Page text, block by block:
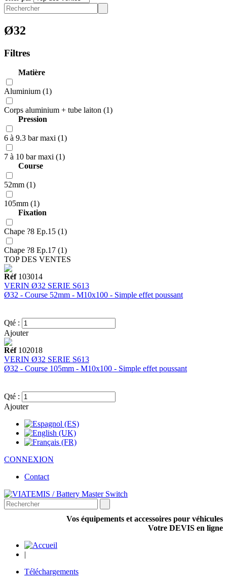
Ø32
Filtres
Matière
Aluminium (1)
Corps aluminium + tube laiton (1)
Pression
6 à 9.3 bar maxi (1)
7 à 10 bar maxi (1)
Course
52mm (1)
105mm (1)
Fixation
Chape ?8 Ep.15 (1)
Chape ?8 Ep.17 (1)
TOP DES VENTES
Réf103014
VERIN Ø32 SERIE S613
Ø32 - Course 52mm - M10x100 - Simple effet poussant
Qté :
Ajouter
Réf102018
VERIN Ø32 SERIE S613
Ø32 - Course 105mm - M10x100 - Simple effet poussant
Qté :
Ajouter
CONNEXION
Contact
Vos équipements et accessoires pour véhicules
Votre DEVIS en ligne
|
Téléchargements